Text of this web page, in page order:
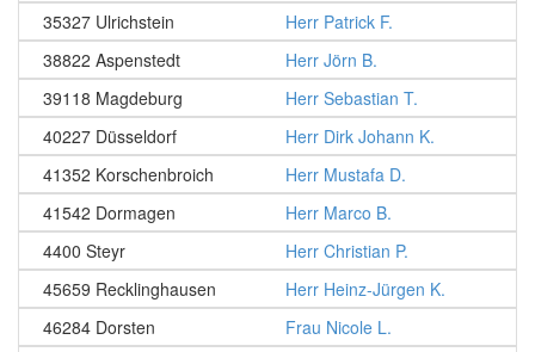
35327 Ulrichstein
Herr Patrick F.
38822 Aspenstedt
Herr Jörn B.
39118 Magdeburg
Herr Sebastian T.
40227 Düsseldorf
Herr Dirk Johann K.
41352 Korschenbroich
Herr Mustafa D.
41542 Dormagen
Herr Marco B.
4400 Steyr
Herr Christian P.
45659 Recklinghausen
Herr Heinz-Jürgen K.
46284 Dorsten
Frau Nicole L.